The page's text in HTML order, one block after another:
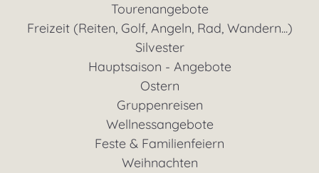
Tourenangebote
Freizeit (Reiten, Golf, Angeln, Rad, Wandern...)
Silvester
Hauptsaison - Angebote
Ostern
Gruppenreisen
Wellnessangebote
Feste & Familienfeiern
Weihnachten